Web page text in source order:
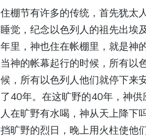
住棚节有许多的传统，首先犹太
睡觉，纪念以色列人的祖先出埃
年里，神也住在帐棚里，就是神
当神的帐幕起行的时候，所有以
候，所有以色列人他们就停下来
了40年。在这旷野的40年，神
人在旷野有水喝，神从天上降下
挡旷野的烈日，晚上用火柱使他